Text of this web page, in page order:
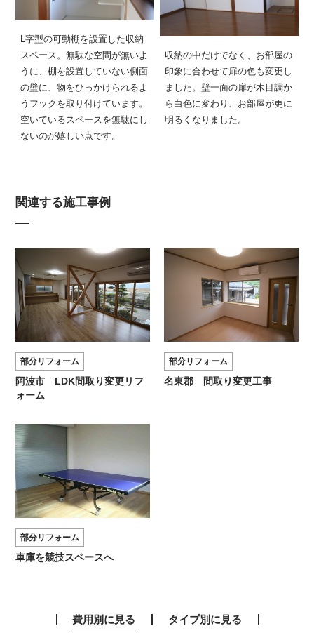
L字型の可動棚を設置した収納
スペース。無駄な空間が無いよ
うに、棚を設置していない側面
の壁に、物をひっかけられるよ
うフックを取り付けています。
空いているスペースを無駄にし
ないのが嬉しい点です。
収納の中だけでなく、お部屋の
印象に合わせて扉の色も変更し
ました。壁一面の扉が木目調か
ら白色に変わり、お部屋が更に
明るくなりました。
関連する施工事例
部分リフォーム
阿波市 LDK間取り変更リフ
ォーム
部分リフォーム
名東郡 間取り変更工事
部分リフォーム
車庫を競技スペースへ
費用別に見る タイプ別に見る